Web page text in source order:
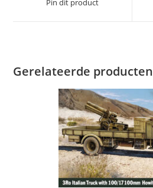
nieuw
Pin dit product
Gerelateerde producten